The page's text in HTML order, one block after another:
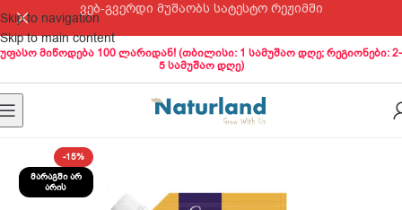
Skip to navigation
Skip to main content
ვებ-გვერდი მუშაობს სატესტო რეჟიმში
უფასო მიწოდება 100 ლარიდან! (თბილისი: 1 სამუშაო დღე; რეგიონები: 2-
5 სამუშაო დღე)
-15%
ᲛᲐᲠᲐᲒᲨᲘ ᲐᲠ
ᲐᲠᲘᲡ